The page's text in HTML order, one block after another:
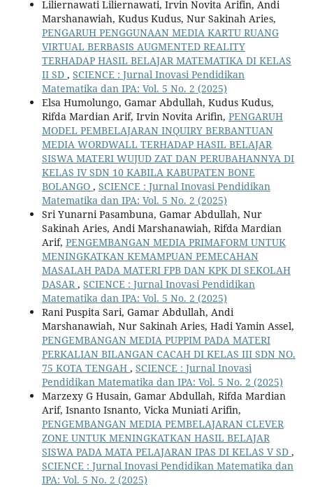
Liliernawati Liliernawati, Irvin Novita Arifin, Andi
Marshanawiah, Kudus Kudus, Nur Sakinah Aries,
PENGARUH PENGGUNAAN MEDIA KARTU RUANG
VIRTUAL BERBASIS AUGMENTED REALITY
TERHADAP HASIL BELAJAR MATEMATIKA DI KELAS
II SD , SCIENCE : Jurnal Inovasi Pendidikan
Matematika dan IPA: Vol. 5 No. 2 (2025)
Elsa Humolungo, Gamar Abdullah, Kudus Kudus,
Rifda Mardian Arif, Irvin Novita Arifin, PENGARUH
MODEL PEMBELAJARAN INQUIRY BERBANTUAN
MEDIA WORDWALL TERHADAP HASIL BELAJAR
SISWA MATERI WUJUD ZAT DAN PERUBAHANNYA DI
KELAS IV SDN 10 KABILA KABUPATEN BONE
BOLANGO , SCIENCE : Jurnal Inovasi Pendidikan
Matematika dan IPA: Vol. 5 No. 2 (2025)
Sri Yunarni Pasambuna, Gamar Abdullah, Nur
Sakinah Aries, Andi Marshanawiah, Rifda Mardian
Arif, PENGEMBANGAN MEDIA PRIMAFORM UNTUK
MENINGKATKAN KEMAMPUAN PEMECAHAN
MASALAH PADA MATERI FPB DAN KPK DI SEKOLAH
DASAR, SCIENCE : Jurnal Inovasi Pendidikan
Matematika dan IPA: Vol. 5 No. 2 (2025)
Rani Puspita Sari, Gamar Abdullah, Andi
Marshanawiah, Nur Sakinah Aries, Hadi Yamin Assel,
PENGEMBANGAN MEDIA PUPPIM PADA MATERI
PERKALIAN BILANGAN CACAH DI KELAS III SDN NO.
75 KOTA TENGAH , SCIENCE : Jurnal Inovasi
Pendidikan Matematika dan IPA: Vol. 5 No. 2 (2025)
Marzexy G Husain, Gamar Abdullah, Rifda Mardian
Arif, Isnanto Isnanto, Vicka Muniati Arifin,
PENGEMBANGAN MEDIA PEMBELAJARAN CLEVER
ZONE UNTUK MENINGKATKAN HASIL BELAJAR
SISWA PADA MATA PELAJARAN IPAS DI KELAS V SD ,
SCIENCE : Jurnal Inovasi Pendidikan Matematika dan
IPA: Vol. 5 No. 2 (2025)